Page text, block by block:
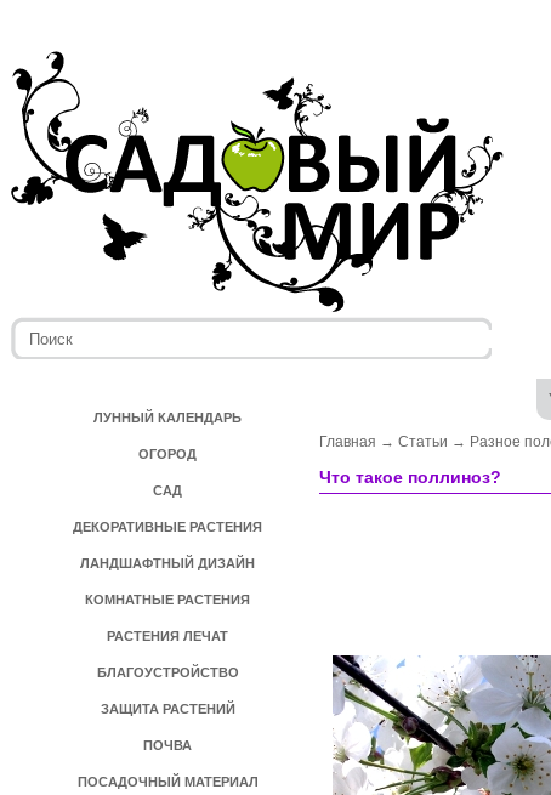
ЛУННЫЙ КАЛЕНДАРЬ
ОГОРОД
САД
ДЕКОРАТИВНЫЕ РАСТЕНИЯ
ЛАНДШАФТНЫЙ ДИЗАЙН
КОМНАТНЫЕ РАСТЕНИЯ
РАСТЕНИЯ ЛЕЧАТ
БЛАГОУСТРОЙСТВО
ЗАЩИТА РАСТЕНИЙ
ПОЧВА
ПОСАДОЧНЫЙ МАТЕРИАЛ
Главная → Статьи → Разное
Что такое поллиноз?